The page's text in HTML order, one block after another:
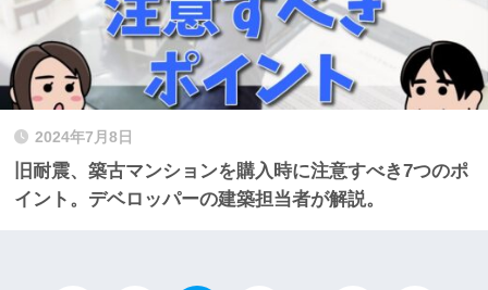
2024年7月8日
旧耐震、築古マンションを購入時に注意すべき7つのポ
イント。デベロッパーの建築担当者が解説。